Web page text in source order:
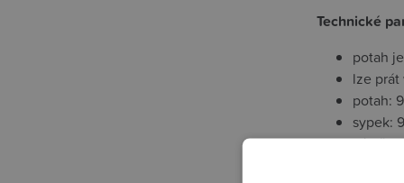
Technické
potah
lze prát
potah:
sypek:
výplň:
délka: